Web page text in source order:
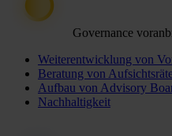
Governance
Weiterentwicklung von
Beratung von
Aufbau von Advisory
Nachhaltigkeit